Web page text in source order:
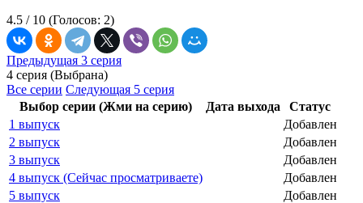
4.5 / 10 (Голосов: 2)
Предыдущая 3 серия
4 серия (Выбрана)
Все серии Следующая 5 серия
Выбор серии (Жми на серию)
Дата выхода
Статус
1 выпуск
Добавлен
2 выпуск
Добавлен
3 выпуск
Добавлен
4 выпуск (Сейчас просматриваете)
Добавлен
5 выпуск
Добавлен